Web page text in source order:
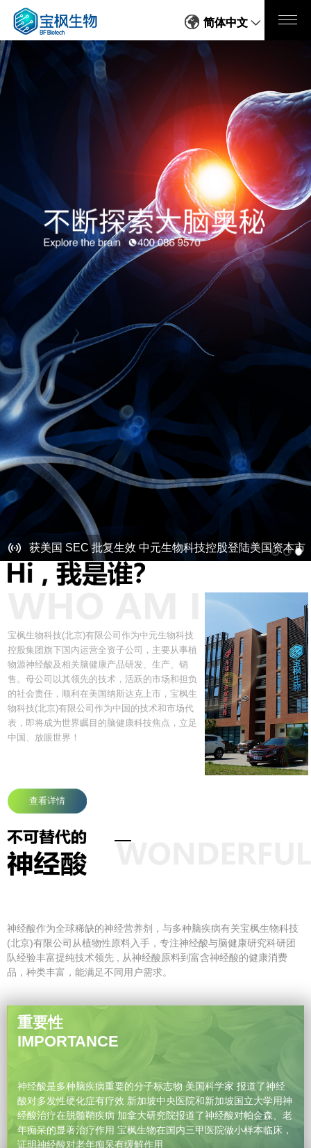
简体中文
简体中文
获美国 SEC 批复生效 中元生物科技控股登陆美国资本市
神经酸与中枢神经系统疾病
宝枫生物与多家三甲医院主任进行学术研讨
获美国 SEC 批复生效 中元生物科技控股登陆美国资本市
神经酸与中枢神经系统疾病
宝枫生物科技(北京)有限公司作为中元生物科技
控股集团旗下国内运营全资子公司，主要从事植
物源神经酸及相关脑健康产品研发、生产、销
售。母公司以其领先的技术，活跃的市场和担负
的社会责任，顺利在美国纳斯达克上市，宝枫生
物科技(北京)有限公司作为中国的技术和市场代
表，即将成为世界瞩目的脑健康科技焦点，立足
中国、放眼世界！
查看详情
神经酸作为全球稀缺的神经营养剂，与多种脑疾病有关宝枫生物科技
(北京)有限公司从植物性原料入手，专注神经酸与脑健康研究科研团
队经验丰富提纯技术领先 , 从神经酸原料到富含神经酸的健康消费
品，种类丰富，能满足不同用户需求。
重要性
IMPORTANCE
神经酸是多种脑疾病重要的分子标志物 美国科学家 报道了神经
酸对多发性硬化症有疗效 新加坡中央医院和新加坡国立大学用神
经酸治疗在脱髓鞘疾病 加拿大研究院报道了神经酸对帕金森、老
年痴呆的显著治疗作用 宝枫生物在国内三甲医院做小样本临床，
证明神经酸对老年痴呆有缓解作用